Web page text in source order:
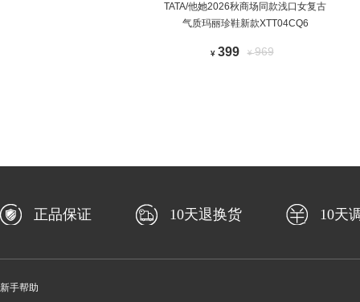
TATA/他她2026秋商场同款浅口女复古
气质玛丽珍鞋新款XTT04CQ6
¥ 399 ¥969
正品保证 10天退换货 10天
新手帮助